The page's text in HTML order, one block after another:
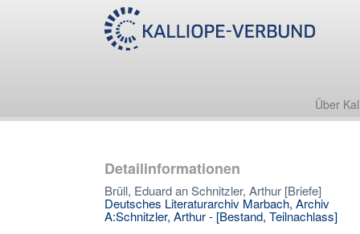
Über
Detailinformationen
Brüll, Eduard an Schnitzler, Arthur [Briefe]
Deutsches Literaturarchiv Marbach, Archiv
A:Schnitzler, Arthur - [Bestand, Teilnachlass]